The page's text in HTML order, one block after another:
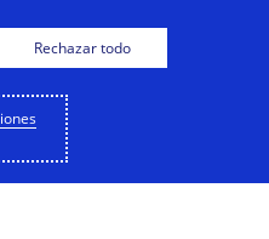
- América Latina
to Help Manage
Rechazar todo